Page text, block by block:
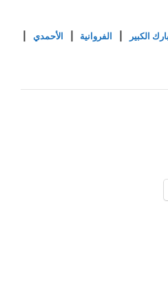
الكبير الفروانية الأحمدي